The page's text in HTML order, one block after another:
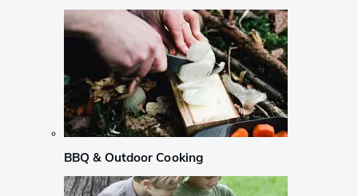
BBQ & Outdoor Cooking